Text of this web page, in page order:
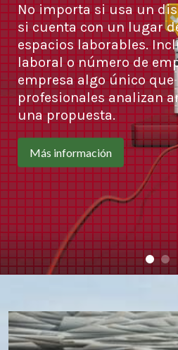
No importa si usa un
si cuenta con un lugar
espacios laborables.
laboral o número de
empresa algo único
profesionales analizan
una propuesta.
Más información